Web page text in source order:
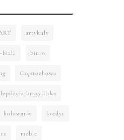
artykuły
biuro
Częstochowa
brazylijska
holowanie kredyt
meble